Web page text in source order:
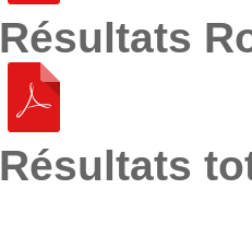
Résultats
Résultats